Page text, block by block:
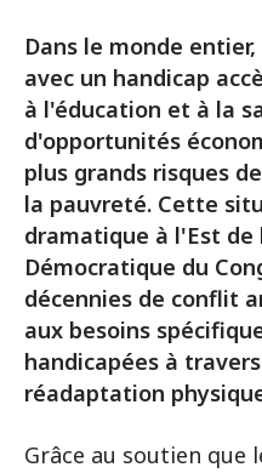
Dans le monde
avec un handicap
à l'éducation et à la
d'opportunités
plus grands risques
la pauvreté. Cette
dramatique à l'Est de
Démocratique du
décennies de conflit
aux besoins
handicapées à
réadaptation
Grâce au soutien que